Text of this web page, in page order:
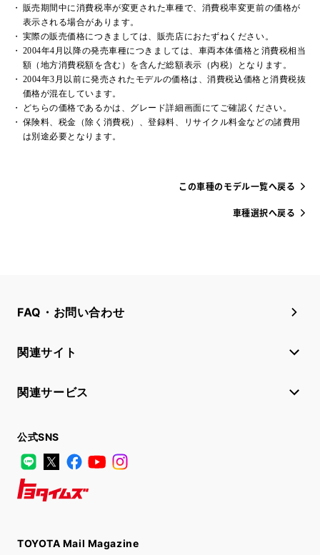
販売期間中に消費税率が変更された車種で、消費税率変更前の価格が
表示される場合があります。
実際の販売価格につきましては、販売店におたずねください。
2004年4月以降の発売車種につきましては、車両本体価格と消費税相当
額（地方消費税額を含む）を含んだ総額表示（内税）となります。
2004年3月以前に発売されたモデルの価格は、消費税込価格と消費税抜
価格が混在しています。
どちらの価格であるかは、グレード詳細画面にてご確認ください。
保険料、税金（除く消費税）、登録料、リサイクル料金などの諸費用
は別途必要となります。
この車種のモデル一覧へ戻る
車種選択へ戻る
FAQ・お問い合わせ
関連サイト
関連サービス
公式SNS
LINE
X FacebookYouTube
TOYOTA Mail Magazine